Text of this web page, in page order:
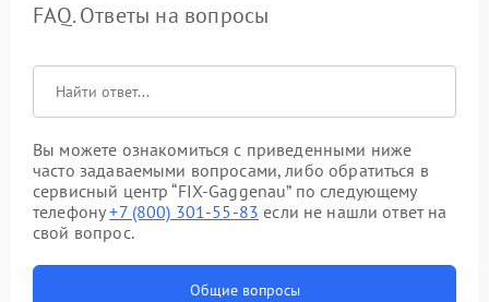
FAQ. Ответы на вопросы
Вы можете ознакомиться с приведенными ниже
часто задаваемыми вопросами, либо обратиться в
сервисный центр “FIX-Gaggenau” по следующему
телефону+7 (800) 301-55-83 если не нашли ответ на
свой вопрос.
Общие вопросы